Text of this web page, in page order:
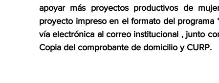
apoyar más proyectos productivos de
proyecto impreso en el formato del programa
vía electrónica al correo institucional , junto
Copia del comprobante de domicilio y CURP.